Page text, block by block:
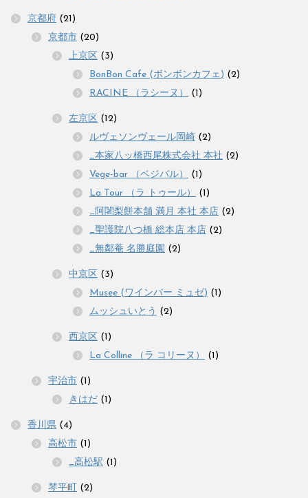
京都府 (21)
京都市 (20)
上京区 (3)
BonBon Cafe (ボンボンカフェ) (2)
RACINE （ラシーヌ）
(1)
左京区 (12)
ルヴェソンヴェール岡崎 (2)
_本家八ッ橋西尾株式会社 本社 (2)
Vege-bar （ベジバル）
(1)
La Tour （ラ トゥール）
(1)
_阿闍梨餅本舗 満月 本社 本店 (2)
_聖護院八つ橋 総本店 本店 (2)
_無鄰菴 名勝庭園 (2)
中京区 (3)
Musee (ワインバー ミュゼ) (1)
ムッシュいとう (2)
西京区 (1)
La Colline （ラ コリーヌ）
(1)
宇治市 (1)
きはだ (1)
香川県 (4)
高松市 (1)
_高松駅 (1)
琴平町 (2)